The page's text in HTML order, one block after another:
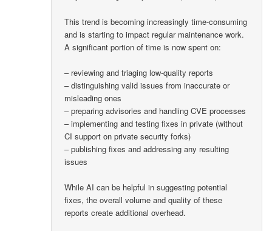
This trend is becoming increasingly time-consuming
and is starting to impact regular maintenance work.
A significant portion of time is now spent on:
– reviewing and triaging low-quality reports
– distinguishing valid issues from inaccurate or
misleading ones
– preparing advisories and handling CVE processes
– implementing and testing fixes in private (without
CI support on private security forks)
– publishing fixes and addressing any resulting
issues
While AI can be helpful in suggesting potential
fixes, the overall volume and quality of these
reports create additional overhead.